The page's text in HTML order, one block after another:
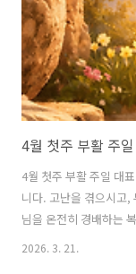
다. 입술로는 믿음을 ..
4월 첫주 부활 주
4월 첫주 부활 주일 대
니다. 고난을 겪으시고,
님을 온전히 경배하는
대표기도문거룩하시고
2026. 3. 21.